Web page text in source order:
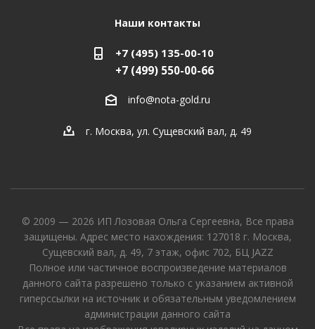
Наши контакты
+7 (495) 135-00-10
+7 (499) 550-00-66
info@nota-gold.ru
г. Москва, ул. Сущевский вал, д. 49
© 2009 — 2026 ИП Лозовая Ольга Сергеевна, Все права
защищены. Адрес место нахождения: 127018 г. Москва,
Сущевский вал, д. 49, 7 этаж, офис 702, БЦ JAZZ
Полное или частичное воспроизведение материалов
данного сайта разрешено только с указанием активной
гиперссылки на источник и обязательным уведомлением
администрации данного сайта